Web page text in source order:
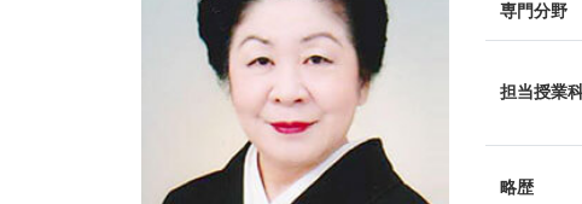
専門分野
担当授業
略歴